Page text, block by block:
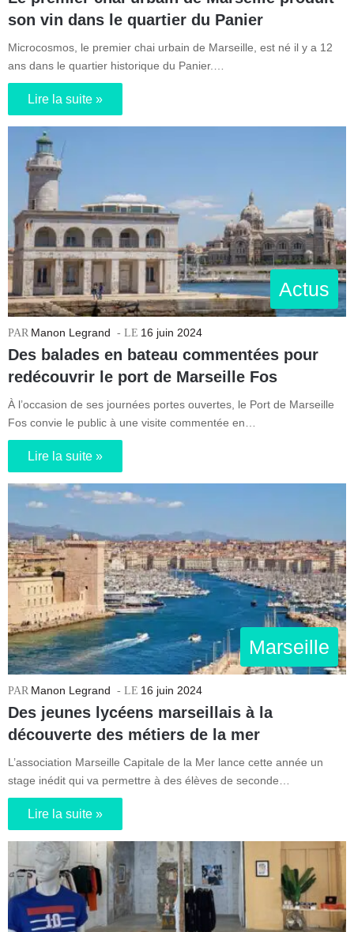
son vin dans le quartier du Panier
Microcosmos, le premier chai urbain de Marseille, est né il y a 12
ans dans le quartier historique du Panier.…
Lire la suite »
Actus
Manon Legrand 16 juin 2024
Des balades en bateau commentées pour
redécouvrir le port de Marseille Fos
À l’occasion de ses journées portes ouvertes, le Port de Marseille
Fos convie le public à une visite commentée en…
Lire la suite »
Marseille
Manon Legrand 16 juin 2024
Des jeunes lycéens marseillais à la
découverte des métiers de la mer
L’association Marseille Capitale de la Mer lance cette année un
stage inédit qui va permettre à des élèves de seconde…
Lire la suite »